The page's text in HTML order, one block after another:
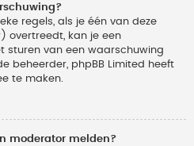
regels, als je één van deze
overtreedt, kan je een
sturen van een waarschuwing
beheerder, phpBB Limited heeft
te maken.
moderator melden?